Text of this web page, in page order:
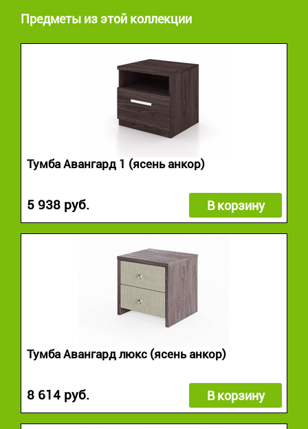
Предметы из этой коллекции
Тумба Авангард 1 (ясень анкор)
5 938 руб. В корзину
Тумба Авангард люкс (ясень анкор)
8 614 руб. В корзину